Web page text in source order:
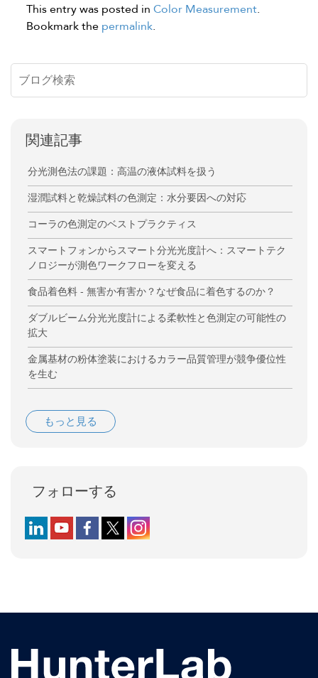
This entry was posted in Color Measurement.
Bookmark the permalink.
関連記事
分光測色法の課題：高温の液体試料を扱う
湿潤試料と乾燥試料の色測定：水分要因への対応
コーラの色測定のベストプラクティス
スマートフォンからスマート分光光度計へ：スマートテク
ノロジーが測色ワークフローを変える
食品着色料 - 無害か有害か？なぜ食品に着色するのか？
ダブルビーム分光光度計による柔軟性と色測定の可能性の
拡大
金属基材の粉体塗装におけるカラー品質管理が競争優位性
を生む
もっと見る
フォローする
Follow us on LinkedIn
Follow us on YouTube
Follow us on Facebook
Follow us on X (formerly Twitter)
Follow us on Instagram